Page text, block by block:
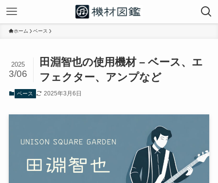
ホーム ベース
田淵智也の使用機材 – ベース、エ
フェクター、アンプなど
2025
3/06
ベース 2025年3月6日